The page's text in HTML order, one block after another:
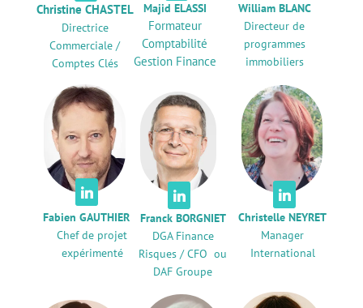

Christelle NEYRET
Manager
International

Fabien GAUTHIER
Chef de projet
expérimenté

Franck BORGNIET
DGA Finance
Risques / CFO ou
DAF Groupe
William BLANC
Directeur de
programmes
immobiliers
Majid ELASSI
Formateur
Comptabilité
Gestion Finance
Christine CHASTEL
Directrice
Commerciale /
Comptes Clés